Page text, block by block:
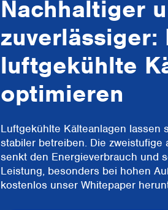
Nachhaltiger
zuverlässiger:
luftgekühlte
optimieren
Luftgekühlte Kälteanlagen lassen
stabiler betreiben. Die zweistufige
senkt den Energieverbrauch und
Leistung, besonders bei hohen
kostenlos unser Whitepaper